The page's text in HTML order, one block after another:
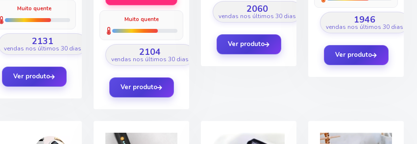
Muito quente
2131
vendas nos últimos 30 dias
Ver produto
Muito quente
2104
vendas nos últimos 30 dias
Ver produto
2060
vendas nos últimos 30 dias
Ver produto
1946
vendas nos últimos 30 dias
Ver produto